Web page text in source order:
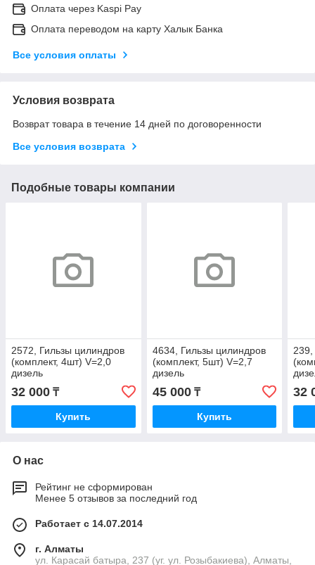
Оплата через Kaspi Pay
Оплата переводом на карту Халык Банка
Все условия оплаты
Условия возврата
Возврат товара в течение 14 дней по договоренности
Все условия возврата
Подобные товары компании
2572, Гильзы цилиндров
(комплект, 4шт) V=2,0
дизель
32 000 ₸
Купить
4634, Гильзы цилиндров
(комплект, 5шт) V=2,7
дизель
45 000₸
Купить
32
О нас
Рейтинг не сформирован
Менее 5 отзывов за последний год
Работает с 14.07.2014
г. Алматы
ул. Карасай батыра, 237 (уг. ул. Розыбакиева), Алматы,